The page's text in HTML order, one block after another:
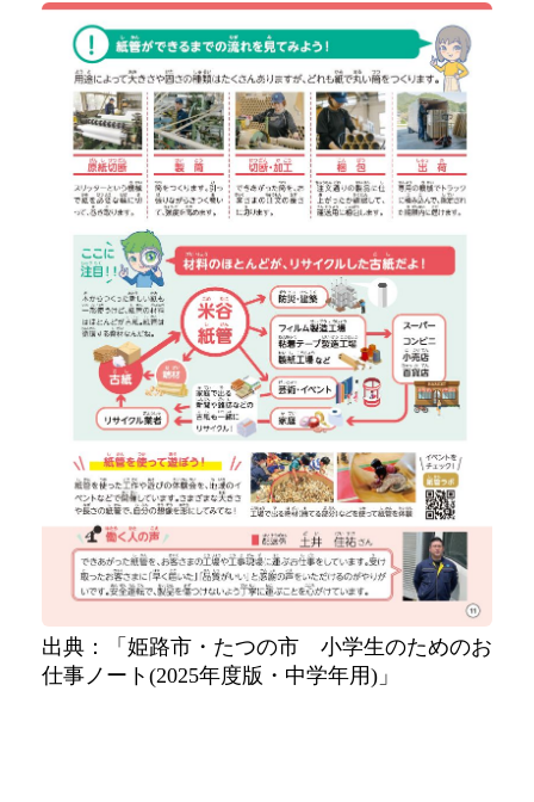
出典：「姫路市・たつの市 小学生のためのお
仕事ノート(2025年度版・中学年用)」